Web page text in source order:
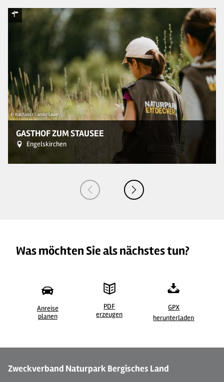
© Kaufland/ Carolin Lauer
GASTHOF ZUM STAUSEE
Engelskirchen
Was möchten Sie als nächstes tun?
Anreise
planen
PDF
erzeugen
GPX
herunterladen
Zweckverband Naturpark Bergisches Land